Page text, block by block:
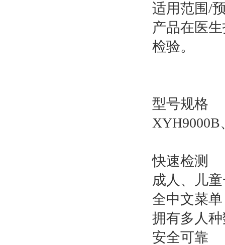
适用范围/
产品在医
检验。
型号规格
快速检测
成人、儿
全中文菜
拥有多人
安全可靠